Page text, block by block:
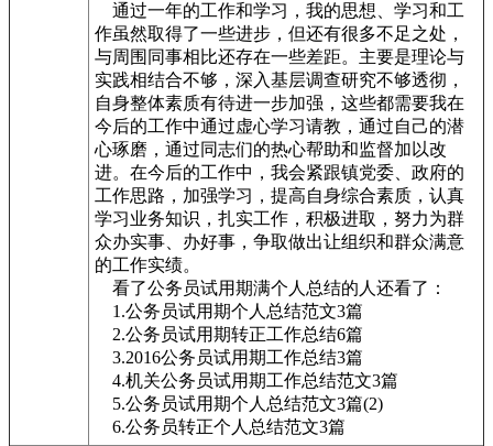
通过一年的工作和学习，我的思想、学习和工
作虽然取得了一些进步，但还有很多不足之处，
与周围同事相比还存在一些差距。主要是理论与
实践相结合不够，深入基层调查研究不够透彻，
自身整体素质有待进一步加强，这些都需要我在
今后的工作中通过虚心学习请教，通过自己的潜
心琢磨，通过同志们的热心帮助和监督加以改
进。在今后的工作中，我会紧跟镇党委、政府的
工作思路，加强学习，提高自身综合素质，认真
学习业务知识，扎实工作，积极进取，努力为群
众办实事、办好事，争取做出让组织和群众满意
的工作实绩。
看了公务员试用期满个人总结的人还看了：
1.公务员试用期个人总结范文3篇
2.公务员试用期转正工作总结6篇
3.2016公务员试用期工作总结3篇
4.机关公务员试用期工作总结范文3篇
5.公务员试用期个人总结范文3篇(2)
6.公务员转正个人总结范文3篇